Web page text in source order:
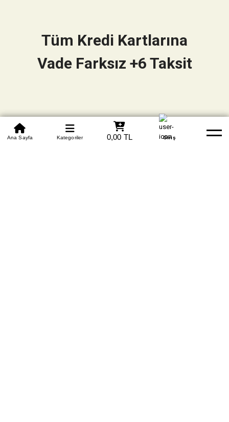
0850 305 09 70
Beden Tablosu Banka Hesapları Whatsapp Yardım
Ana Sayfa Kategoriler 0,00 TL Giriş
Tüm Kredi Kartlarına
Vade Farksız +6 Taksit